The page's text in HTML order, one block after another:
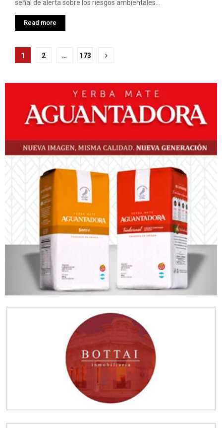
señal de alerta sobre los riesgos ambientales...
Read more
Paginación
entradas
1 2 … 173